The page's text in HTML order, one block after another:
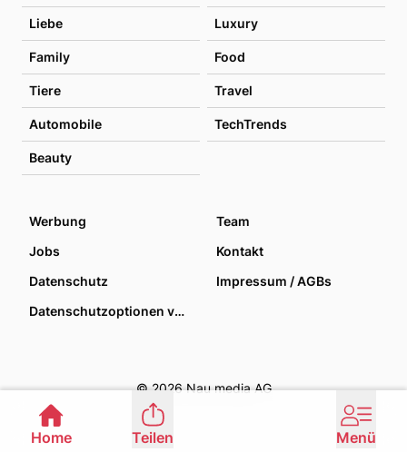
Liebe Luxury
Family Food
Tiere Travel
Automobile TechTrends
Beauty
Werbung
Team
Jobs
Kontakt
Datenschutz
Impressum / AGBs
Datenschutzoptionen verwalten
© 2026 Nau media AG
Home Teilen Menü